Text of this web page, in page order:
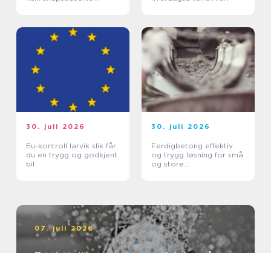
30. juli 2026
Eu-kontroll larvik slik får
du en trygg og godkjent
bil
30. juli 2026
Ferdigbetong effektiv
og trygg løsning for små
og store
07. juli 2026